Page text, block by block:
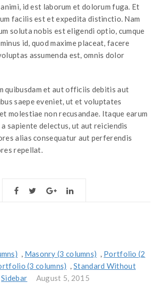
id est laborum et dolorum fuga. Et
facilis est et expedita distinctio. Nam
soluta nobis est eligendi optio, cumque
id, quod maxime placeat, facere
assumenda est, omnis dolor
quibusdam et aut officiis debitis aut
saepe eveniet, ut et voluptates
molestiae non recusandae. Itaque earum
sapiente delectus, ut aut reiciendis
alias consequatur aut perferendis
repellat.
, Masonry (3 columns) , Portfolio (2
(3 columns) ,Standard Without
Sidebar
August 5, 2015